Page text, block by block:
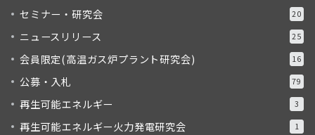
セミナー・研究会 20
ニュースリリース 25
会員限定(高温ガス炉プラント研究会) 16
公募・入札 79
再生可能エネルギー 3
再生可能エネルギー火力発電研究会 1